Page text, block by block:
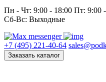
Пн - Чт: 9:00 - 18:00 Пт: 9:00
Сб-Вс: Выходные
+7 (495) 221-40-64
Заказать каталог